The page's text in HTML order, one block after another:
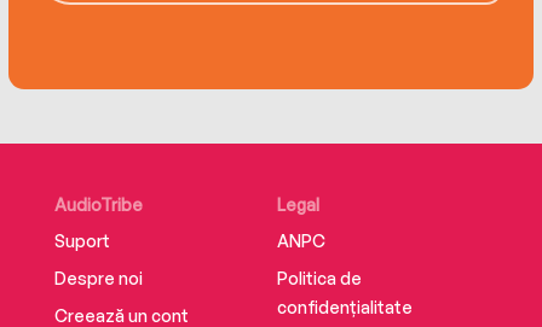
AudioTribe
Suport
Despre noi
Creează un cont
Legal
ANPC
Politica de
confidențialitate